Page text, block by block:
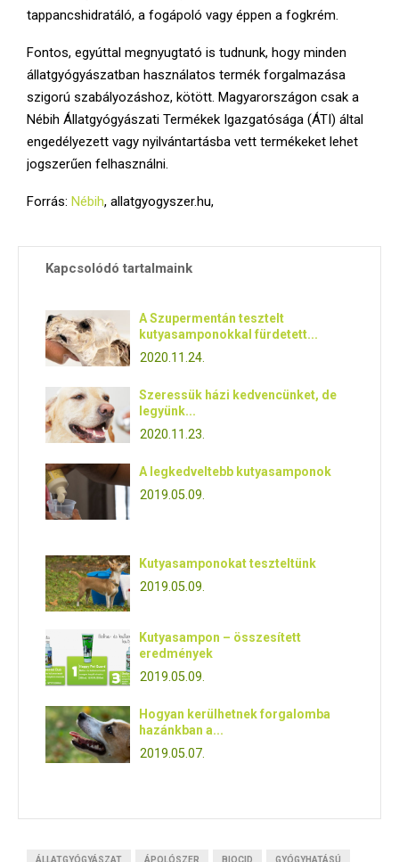
tappancshidratáló, a fogápoló vagy éppen a fogkrém.
Fontos, egyúttal megnyugtató is tudnunk, hogy minden
állatgyógyászatban használatos termék forgalmazása
szigorú szabályozáshoz, kötött. Magyarországon csak a
Nébih Állatgyógyászati Termékek Igazgatósága (ÁTI) által
engedélyezett vagy nyilvántartásba vett termékeket lehet
jogszerűen felhasználni.
Forrás: Nébih, allatgyogyszer.hu,
Kapcsolódó tartalmaink
A Szupermentán tesztelt
kutyasamponokkal fürdetett...
2020.11.24.
Szeressük házi kedvencünket, de
legyünk...
2020.11.23.
A legkedveltebb kutyasamponok
2019.05.09.
Kutyasamponokat teszteltünk
2019.05.09.
Kutyasampon – összesített
eredmények
2019.05.09.
Hogyan kerülhetnek forgalomba
hazánkban a...
2019.05.07.